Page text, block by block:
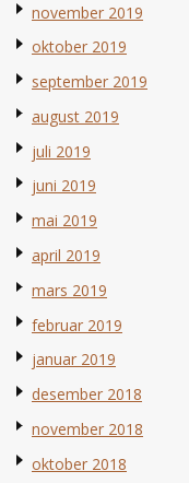
november 2019
oktober 2019
september 2019
august 2019
juli 2019
juni 2019
mai 2019
april 2019
mars 2019
februar 2019
januar 2019
desember 2018
november 2018
oktober 2018